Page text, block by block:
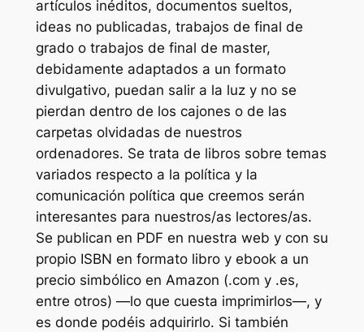
artículos inéditos, documentos sueltos,
ideas no publicadas, trabajos de final de
grado o trabajos de final de master,
debidamente adaptados a un formato
divulgativo, puedan salir a la luz y no se
pierdan dentro de los cajones o de las
carpetas olvidadas de nuestros
ordenadores. Se trata de libros sobre temas
variados respecto a la política y la
comunicación política que creemos serán
interesantes para nuestros/as lectores/as.
Se publican en PDF en nuestra web y con su
propio ISBN en formato libro y ebook a un
precio simbólico en Amazon (.com y .es,
entre otros) —lo que cuesta imprimirlos—, y
es donde podéis adquirirlo. Si también